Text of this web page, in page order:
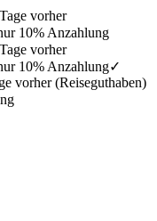
vorher
10% Anzahlung
vorher
10% Anzahlung✓
vorher (Reiseguthaben)